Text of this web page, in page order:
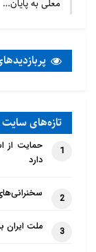
معلی به پایان…
تازه‌‌های سایت
1
حمایت از
دارد
2
3 ملت ایران